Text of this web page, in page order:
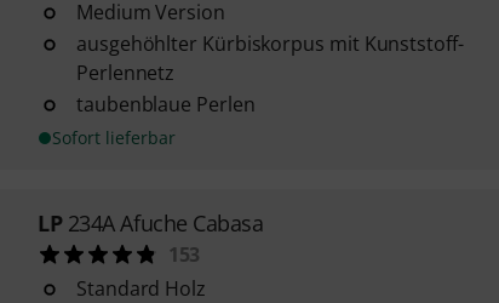
Medium Version
ausgehöhlter Kürbiskorpus mit Kunststoff-
Perlennetz
taubenblaue Perlen
Sofort lieferbar
LP 234A Afuche Cabasa
153
Standard Holz